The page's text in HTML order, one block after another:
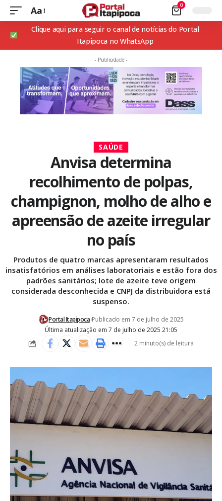
Aa 0
Clique aqui para seguir o canal de notícias do Portal
Itapipoca no WhatsApp
- Publicidade -
SAÚDE
Anvisa determina
recolhimento de polpas,
champignon, molho de alho e
apreensão de azeite irregular
no país
Produtos de quatro marcas apresentaram resultados
insatisfatórios em análises laboratoriais e estão fora dos
padrões sanitários; lote de azeite teve origem
considerada desconhecida e CNPJ da distribuidora está
suspenso.
Última atualização em 7 de julho de 2025 21:05
Portal Itapipoca Publicado em 7 de julho de 2025
2 minuto(s) de leitura